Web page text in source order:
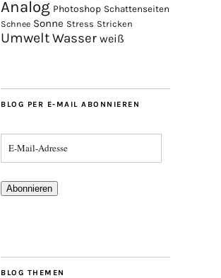
Analog Photoshop Schattenseiten
Schnee Sonne Stress Stricken
UmweltWasser weiß
BLOG PER E-MAIL ABONNIEREN
Abonnieren
BLOG THEMEN